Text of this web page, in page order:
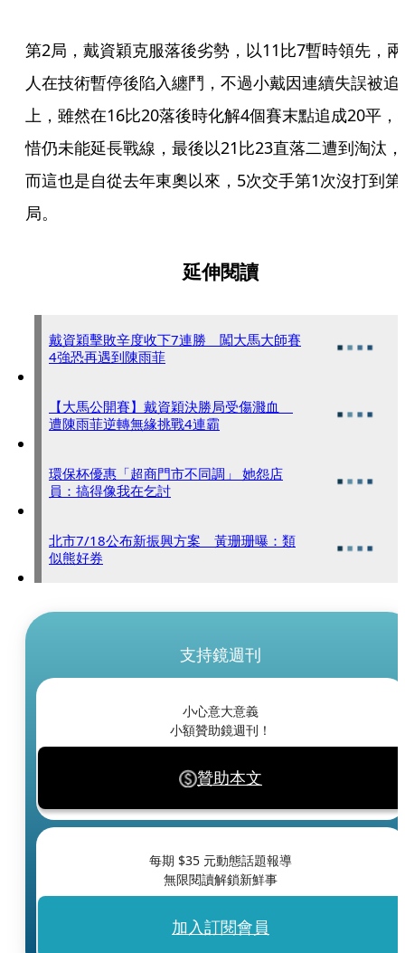
第2局，戴資穎克服落後劣勢，以11比7暫時領先，兩
人在技術暫停後陷入纏鬥，不過小戴因連續失誤被追
上，雖然在16比20落後時化解4個賽末點追成20平，
惜仍未能延長戰線，最後以21比23直落二遭到淘汰，
而這也是自從去年東奧以來，5次交手第1次沒打到
局。
延伸閱讀
戴資穎擊敗辛度收下7連勝 闖大馬大師賽
4強恐再遇到陳雨菲
【大馬公開賽】戴資穎決勝局受傷濺血
遭陳雨菲逆轉無緣挑戰4連霸
環保杯優惠「超商門市不同調」 她怨店
員：搞得像我在乞討
北市7/18公布新振興方案 黃珊珊曝：類
似熊好券
支持鏡週刊
小心意大意義
小額贊助鏡週刊！
贊助本文
每期 $35 元動態話題報導
無限閱讀解鎖新鮮事
加入訂閱會員